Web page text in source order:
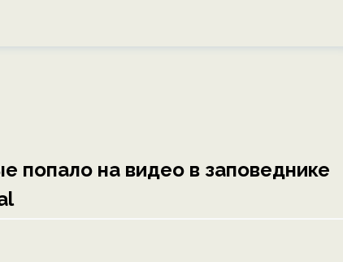
попало на видео в заповеднике